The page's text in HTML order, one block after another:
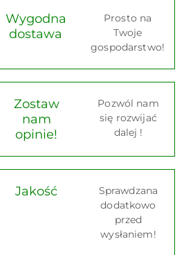
Wygodna
dostawa
Prosto na
Twoje
gospodarstwo!
Zostaw
nam
opinie!
Pozwól nam
się rozwijać
dalej !
Jakość
Sprawdzana
dodatkowo
przed
wysłaniem!